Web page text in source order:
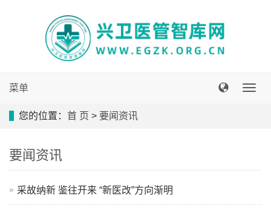
导
菜单
您的位置： 首 页 > 要闻资讯
要闻资讯
采故纳新 鉴往开来 “新医改”方向渐明